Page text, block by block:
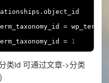
.
=
= 1
类id 可通过文章->分类